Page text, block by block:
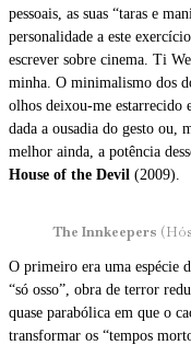
pessoais, as suas “taras e
personalidade a este
escrever sobre cinema. Ti
minha. O minimalismo dos
olhos deixou-me estarrecido
dada a ousadia do gesto ou,
melhor ainda, a potência
House of the Devil (2009).
The Innkeepers
O primeiro era uma espécie
“só osso”, obra de terror
quase parabólica em que o
transformar os “tempos